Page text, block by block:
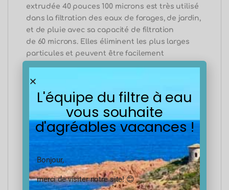
extrudée 40 pouces 100 microns esttrès utilisé
dans la filtration des eaux de forages, de jardin,
et de pluie avec sa capacité de filtration
de 60 microns. Elles éliminent les plus larges
particules et peuvent être facilement
jet d’eau.
La cartouche sédiments extrudée 40 pouces 100
microns est généralement associé à d’autres
cartouches, on la retrouve généralement dans
les triples portes filtre ou elle a toujours la
fonction de première filtration suivie
généralement d’une cartouche sédiment plus
finetelle que lacartouche extrudée 20suivi
L'équipe du filtre à eau
vous souhaite
d'agréables vacances !
Bonjour,
merci de visiter notre site! 😊